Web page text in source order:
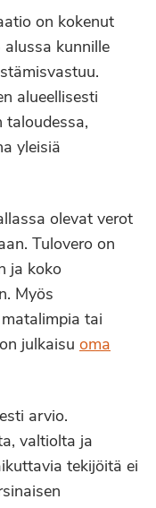
on kokenut
kunnille
alueellisesti
taloudessa,
yleisiä
olevat verot
Tulovero on
ja koko
Myös
tai
julkaisu oma
arvio.
valtiolta ja
tekijöitä ei